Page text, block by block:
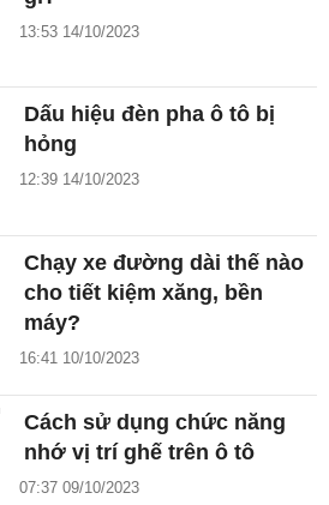
13:53 14/10/2023
Dấu hiệu đèn pha ô tô bị
hỏng
12:39 14/10/2023
Chạy xe đường dài thế nào
cho tiết kiệm xăng, bền
máy?
16:41 10/10/2023
Cách sử dụng chức năng
nhớ vị trí ghế trên ô tô
07:37 09/10/2023